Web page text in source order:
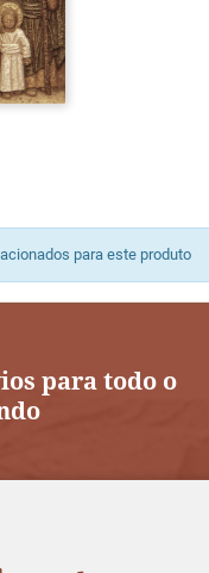
para este produto
para todo o